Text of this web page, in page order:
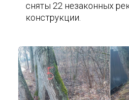
сняты 22 незаконных
конструкции.